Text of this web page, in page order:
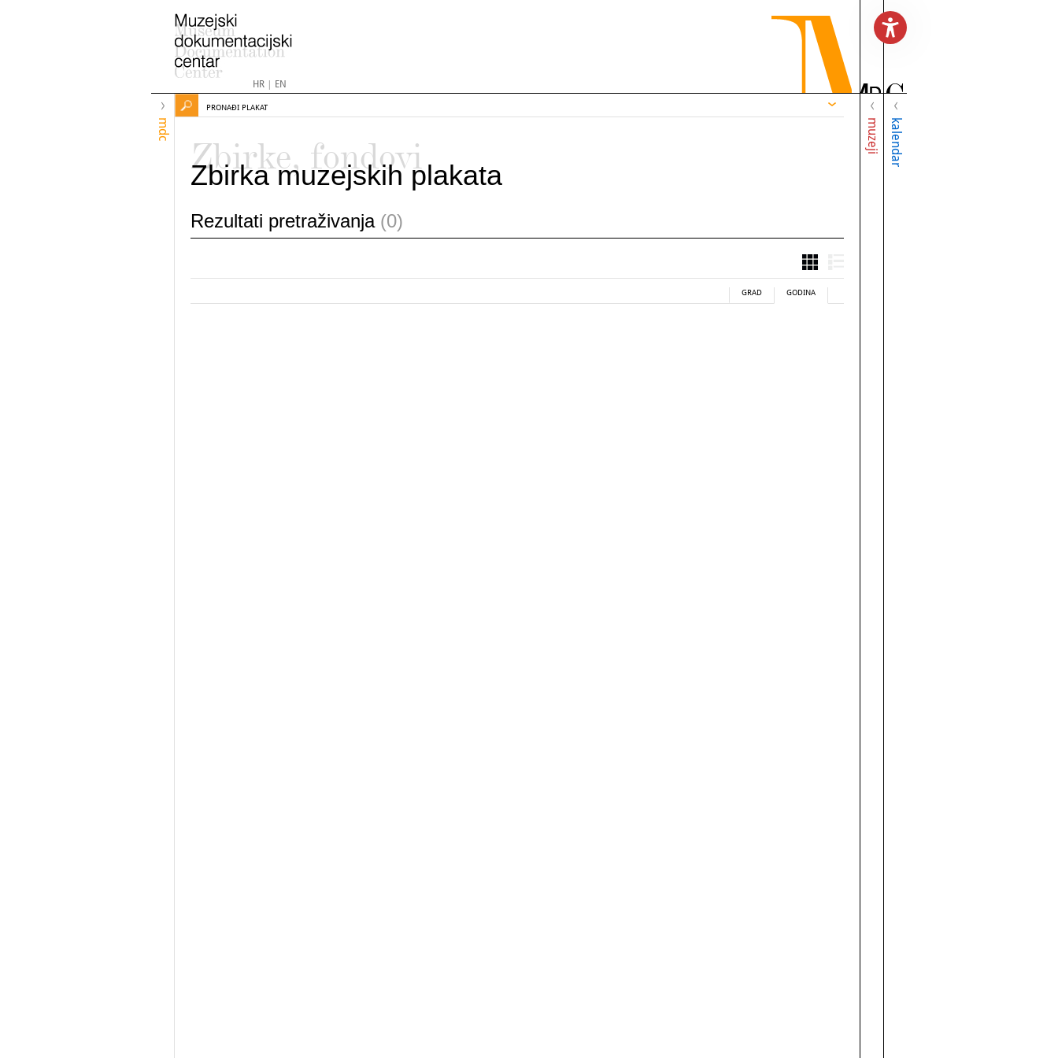
HR| EN
mdc muzeji kalendar
PRONAĐI PLAKAT
Zbirke, fondovi
Zbirka muzejskih plakata
Rezultati pretraživanja (0)
GRAD GODINA